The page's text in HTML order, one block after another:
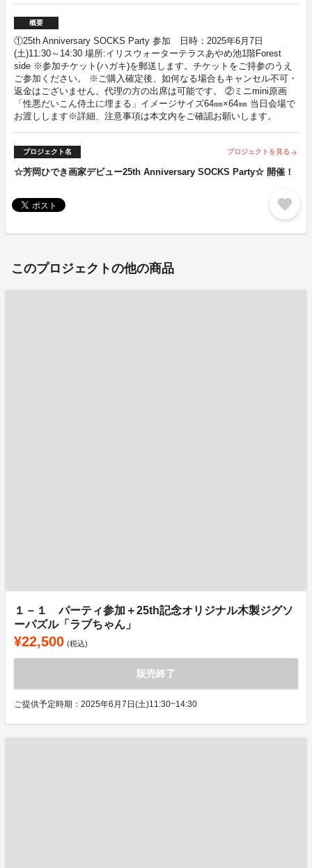
概要
①25th Anniversary SOCKS Party 参加 日時：2025年6月7日
(土)11:30～14:30 場所:イリスウォーターテラスあやめ池1階Forest
side ※参加チケット(ハガキ)を郵送します。チケットをご持参のうえ
ご参加ください。 ※ご購入確定後、如何なる場合もキャンセル不可・
返金はございません。代理の方の出席は可能です。 ②ミニmini原画
「性悪だいこん侍土に埋まる」イメージサイズ64㎜×64㎜ 当日会場で
お渡しします※詳細、注意事項は本文内をご確認お願いします。
プロジェクト名 プロジェクトを見る arrow_forward
☆芳岡ひでき画家デビュー25th Anniversary SOCKS Party☆ 開催！
favorite
このプロジェクトの他の商品
１－１ パーティ参加＋25th記念オリジナル木製ジグソ
ーパズル「ラブちゃん」
¥22,500 (税込)
販売終了
ご提供予定時期：2025年6月7日(土)11:30~14:30